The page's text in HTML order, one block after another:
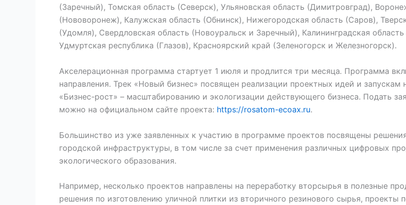
(Заречный), Томская область (Северск), Ульяновская область (Димитровград),
(Нововоронеж), Калужская область (Обнинск), Нижегородская область (Саров),
(Удомля), Свердловская область (Новоуральск и Заречный), Калининградская
Удмуртская республика (Глазов), Красноярский край (Зеленогорск и Железногорск).
Акселерационная программа стартует 1 июля и продлится три месяца. Программа
направления. Трек «Новый бизнес» посвящен реализации проектных идей и запускам
«Бизнес-рост» – масштабированию и экологизации действующего бизнеса. Подать
можно на официальном сайте проекта: https://rosatom-ecoax.ru.
Большинство из уже заявленных к участию в программе проектов посвящены
городской инфраструктуры, в том числе за счет применения различных цифровых
экологического образования.
Например, несколько проектов направлены на переработку вторсырья в полезные
решения по изготовлению уличной плитки из вторичного резинового сырья, проекты